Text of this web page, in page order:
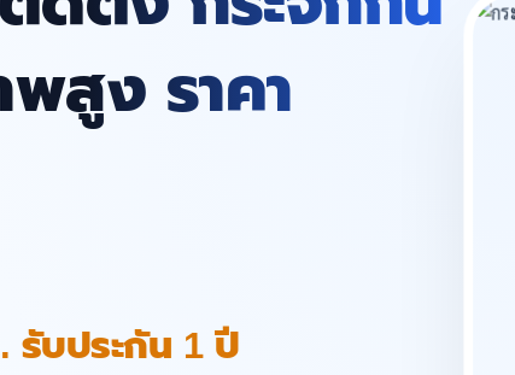
สูง ราคา
รับประกัน 1 ปี